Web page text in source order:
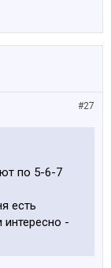
#27
по 5-6-7
есть
интересно -